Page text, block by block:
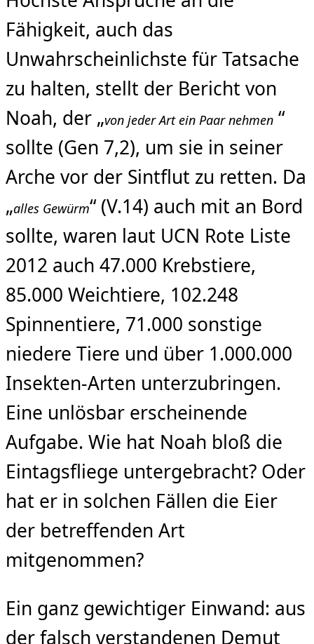
Fähigkeit, auch das
Unwahrscheinlichste für Tatsache
zu halten, stellt der Bericht von
Noah, der „von jeder Art ein Paar nehmen “
sollte (Gen 7,2), um sie in seiner
Arche vor der Sintflut zu retten. Da
„alles Gewürm“ (V.14) auch mit an Bord
sollte, waren laut UCN Rote Liste
2012 auch 47.000 Krebstiere,
85.000 Weichtiere, 102.248
Spinnentiere, 71.000 sonstige
niedere Tiere und über 1.000.000
Insekten-Arten unterzubringen.
Eine unlösbar erscheinende
Aufgabe. Wie hat Noah bloß die
Eintagsfliege untergebracht? Oder
hat er in solchen Fällen die Eier
der betreffenden Art
mitgenommen?
Ein ganz gewichtiger Einwand: aus
der falsch verstandenen Demut